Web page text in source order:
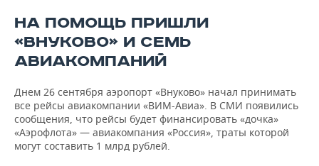
НА ПОМОЩЬ ПРИШЛИ
«ВНУКОВО» И СЕМЬ
АВИАКОМПАНИЙ
Днем 26 сентября аэропорт «Внуково» начал принимать
все рейсы авиакомпании «ВИМ-Авиа». В СМИ появились
сообщения, что рейсы будет финансировать «дочка»
«Аэрофлота» — авиакомпания «Россия», траты которой
могут составить 1 млрд рублей.